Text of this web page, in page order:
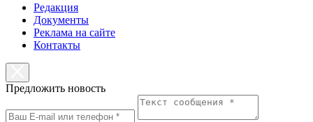
Редакция
Документы
Реклама на сайте
Контакты
Предложить новость